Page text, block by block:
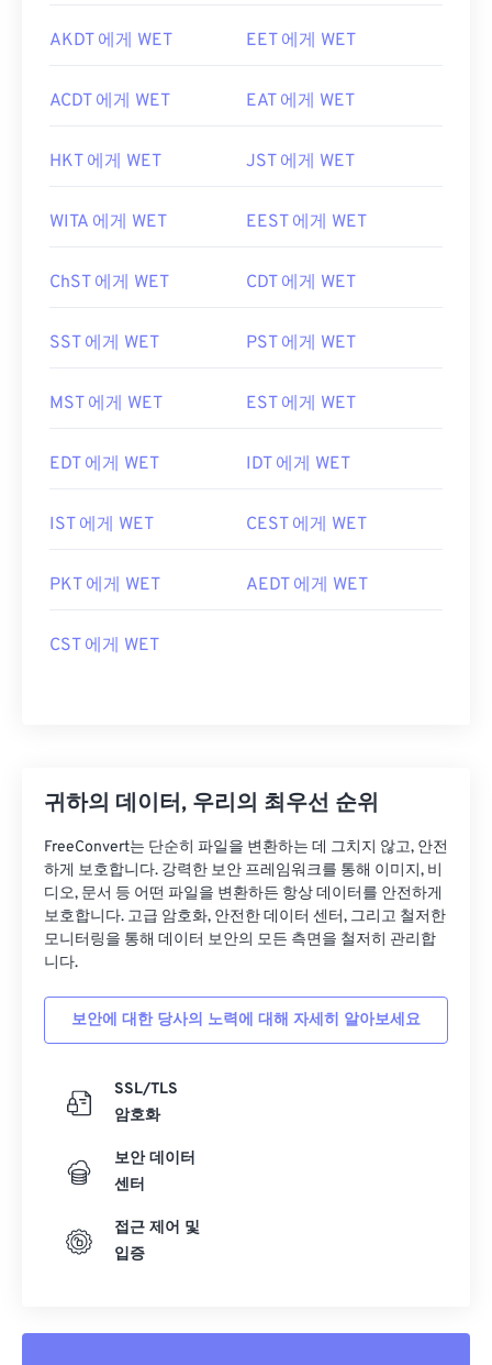
AKDT 에게 WET EET 에게 WET
ACDT 에게 WET EAT 에게 WET
HKT 에게 WET JST 에게 WET
WITA 에게 WET EEST 에게 WET
ChST 에게 WET CDT 에게 WET
SST 에게 WET PST 에게 WET
MST 에게 WET EST 에게 WET
EDT 에게 WET IDT 에게 WET
IST 에게 WET CEST 에게 WET
PKT 에게 WET AEDT 에게 WET
CST 에게 WET
귀하의 데이터, 우리의 최우선 순위
FreeConvert는 단순히 파일을 변환하는 데 그치지 않고, 안전
하게 보호합니다. 강력한 보안 프레임워크를 통해 이미지, 비
디오, 문서 등 어떤 파일을 변환하든 항상 데이터를 안전하게
보호합니다. 고급 암호화, 안전한 데이터 센터, 그리고 철저한
모니터링을 통해 데이터 보안의 모든 측면을 철저히 관리합
니다.
보안에 대한 당사의 노력에 대해 자세히 알아보세요
SSL/TLS
암호화
보안 데이터
센터
접근 제어 및
입증